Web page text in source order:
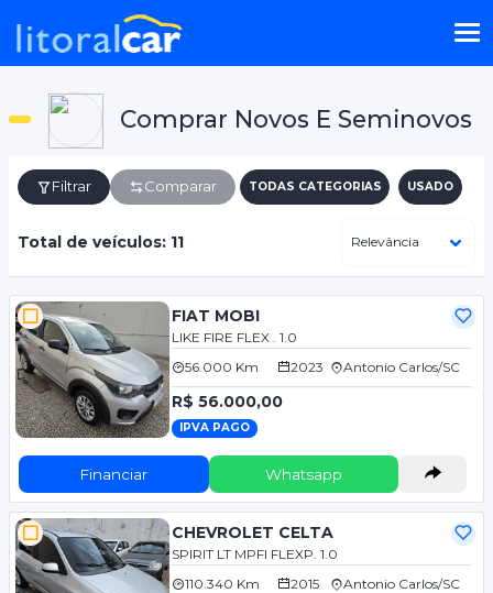
Comprar Novos E Seminovos
Filtrar Comparar TODAS CATEGORIAS USADO
Total de veículos: 11
FIAT MOBI
LIKE FIRE FLEX . 1.0
56.000 Km
2023 Antonio Carlos/SC
R$ 56.000,00
IPVA PAGO
Financiar Whatsapp
CHEVROLET CELTA
SPIRIT LT MPFI FLEXP. 1.0
110.340 Km
2015 Antonio Carlos/SC